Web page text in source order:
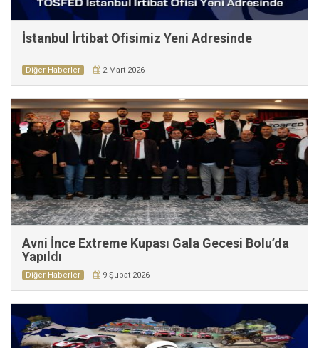
İstanbul İrtibat Ofisimiz Yeni Adresinde
Diğer Haberler 2 Mart 2026
Avni İnce Extreme Kupası Gala Gecesi Bolu’da
Yapıldı
Diğer Haberler 9 Şubat 2026